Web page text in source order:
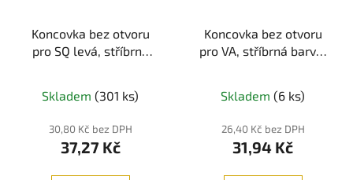
Koncovka bez otvoru
pro SQ levá, stříbrná
Skladem (301 ks)
30,80 Kč bez DPH
37,27 Kč
Koncovka bez otvoru
pro VA, stříbrná barva,
Skladem (6 ks)
26,40 Kč bez DPH
31,94 Kč